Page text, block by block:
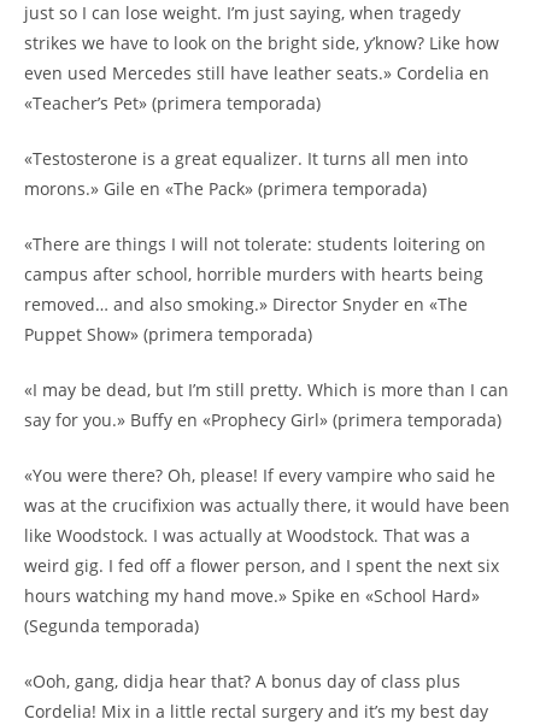
just so I can lose weight. I’m just saying, when tragedy
strikes we have to look on the bright side, y’know? Like how
even used Mercedes still have leather seats.» Cordelia en
«Teacher’s Pet» (primera temporada)
«Testosterone is a great equalizer. It turns all men into
morons.» Gile en «The Pack» (primera temporada)
«There are things I will not tolerate: students loitering on
campus after school, horrible murders with hearts being
removed… and also smoking.» Director Snyder en «The
Puppet Show» (primera temporada)
«I may be dead, but I’m still pretty. Which is more than I can
say for you.» Buffy en «Prophecy Girl» (primera temporada)
«You were there? Oh, please! If every vampire who said he
was at the crucifixion was actually there, it would have been
like Woodstock. I was actually at Woodstock. That was a
weird gig. I fed off a flower person, and I spent the next six
hours watching my hand move.» Spike en «School Hard»
(Segunda temporada)
«Ooh, gang, didja hear that? A bonus day of class plus
Cordelia! Mix in a little rectal surgery and it’s my best day